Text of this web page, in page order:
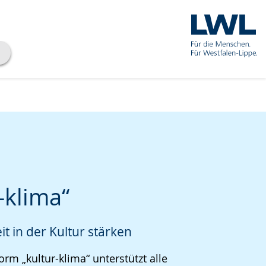
in der Kultur stärken
„kultur-klima“ unterstützt alle